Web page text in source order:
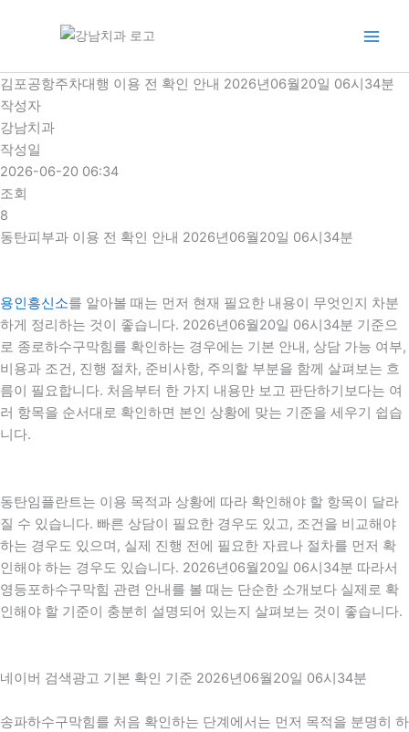
로
건
너
뛰
기
김포공항주차대행 이용 전 확인 안내 2026년06월20일 06시34분
작성자
강남치과
작성일
2026-06-20 06:34
조회
8
동탄피부과 이용 전 확인 안내 2026년06월20일 06시34분
용인흥신소를 알아볼 때는 먼저 현재 필요한 내용이 무엇인지 차분
하게 정리하는 것이 좋습니다. 2026년06월20일 06시34분 기준으
로 종로하수구막힘를 확인하는 경우에는 기본 안내, 상담 가능 여부,
비용과 조건, 진행 절차, 준비사항, 주의할 부분을 함께 살펴보는 흐
름이 필요합니다. 처음부터 한 가지 내용만 보고 판단하기보다는 여
러 항목을 순서대로 확인하면 본인 상황에 맞는 기준을 세우기 쉽습
니다.
동탄임플란트는 이용 목적과 상황에 따라 확인해야 할 항목이 달라
질 수 있습니다. 빠른 상담이 필요한 경우도 있고, 조건을 비교해야
하는 경우도 있으며, 실제 진행 전에 필요한 자료나 절차를 먼저 확
인해야 하는 경우도 있습니다. 2026년06월20일 06시34분 따라서
영등포하수구막힘 관련 안내를 볼 때는 단순한 소개보다 실제로 확
인해야 할 기준이 충분히 설명되어 있는지 살펴보는 것이 좋습니다.
네이버 검색광고 기본 확인 기준 2026년06월20일 06시34분
송파하수구막힘를 처음 확인하는 단계에서는 먼저 목적을 분명히 하